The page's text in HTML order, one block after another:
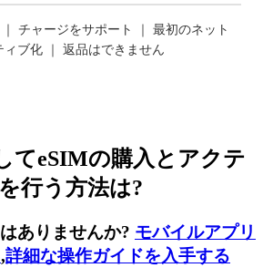
チャージをサポート ｜ 最初のネット
ィブ化 ｜ 返品はできません
てeSIMの購入とアクテ
行う方法は?
ありませんか? モバイルアプリ
,詳細な操作ガイドを入手する